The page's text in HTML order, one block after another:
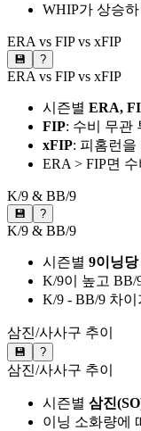
WHIP가 상승
ERA vs FIP vs xFIP
💾 ?
ERA vs FIP vs xFIP
시즌별 ERA,
FIP: 수비 무관
xFIP: 피홈런을
ERA > FIP면
K/9 & BB/9
💾 ?
K/9 & BB/9
시즌별 9이닝
K/9이 높고 BB/
K/9 - BB/9 차
삼진/사사구 추이
💾 ?
삼진/사사구 추이
시즌별 삼진
이닝 소화량에